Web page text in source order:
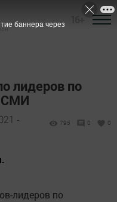
лидеров по
СМИ
-
795 0 0
лидеров по
баннера через